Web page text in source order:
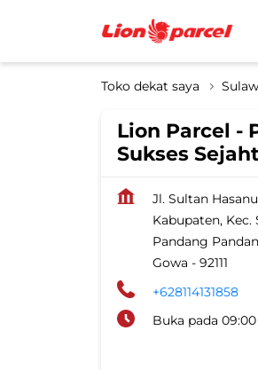
Toko dekat saya
Lion Parcel -
Sukses
Jl. Sultan
Kabupaten, Kec.
Pandang
Gowa - 92111
+628114131858
Buka pada